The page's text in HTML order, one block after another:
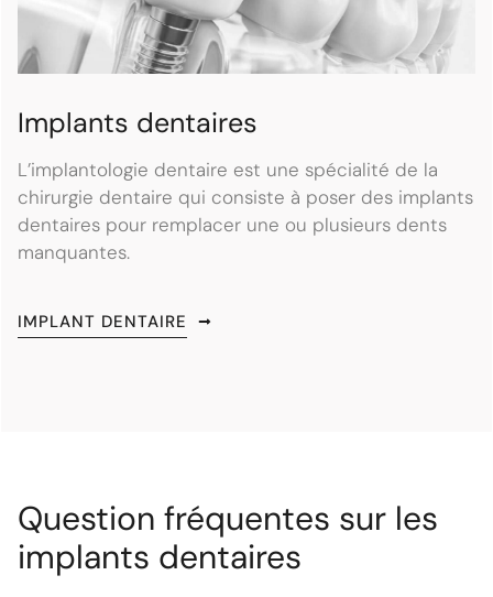
Implants dentaires
L’implantologie dentaire est une spécialité de la
chirurgie dentaire qui consiste à poser des implants
dentaires pour remplacer une ou plusieurs dents
manquantes.
IMPLANT DENTAIRE
Question fréquentes sur les
implants dentaires